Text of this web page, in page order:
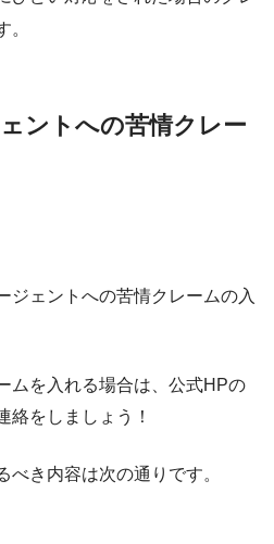
。
ントへの苦情クレー
ジェントへの苦情クレームの入
ムを入れる場合は、 公式HPの
絡をしましょう
！
べき内容は次の通りです。